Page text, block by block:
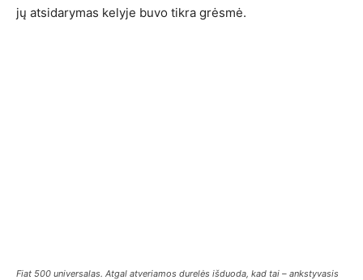
jų atsidarymas kelyje buvo tikra grėsmė.
Fiat 500 universalas. Atgal atveriamos durelės išduoda, kad tai – ankstyvasis